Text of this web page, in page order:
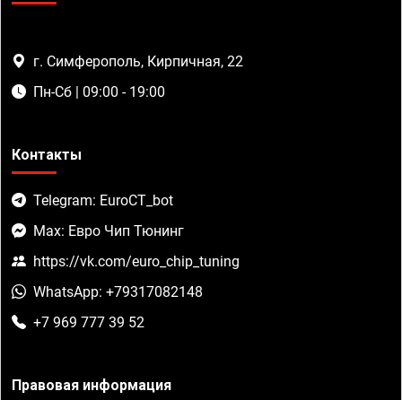
г. Симферополь, Кирпичная, 22
Пн-Сб | 09:00 - 19:00
Контакты
Telegram: EuroCT_bot
Max: Евро Чип Тюнинг
https://vk.com/euro_chip_tuning
WhatsApp: +79317082148
+7 969 777 39 52
Правовая информация